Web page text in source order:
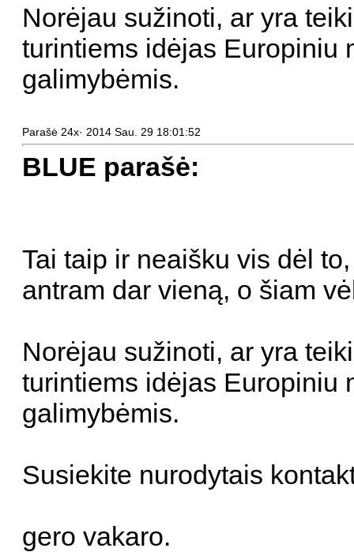
Norėjau sužinoti, ar yra
turintiems idėjas Europiniu
galimybėmis.
Parašė 24x· 2014 Sau. 29 18:01:52
BLUE parašė:
Tai taip ir neaišku vis dėl
antram dar vieną, o šiam
Norėjau sužinoti, ar yra
turintiems idėjas Europiniu
galimybėmis.
Susiekite nurodytais
gero vakaro.